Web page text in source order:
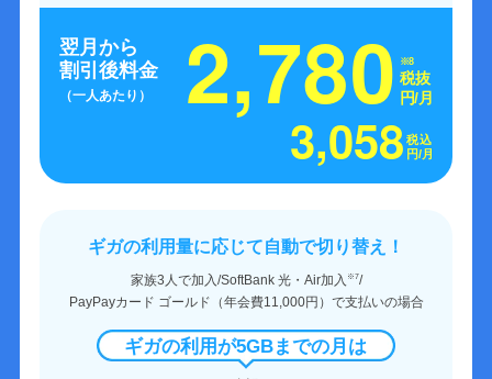
翌月から
割引後料金
（一人あたり） 2,780 ※8
税抜
円/月
3,058 税込
円/月
ギガの利用量に応じて自動で切り替え！
家族3人で加入/SoftBank 光・Air加入 ※7/
PayPayカード ゴールド（年会費11,000円）で支払いの場合
ギガの利用が5GBまでの月は